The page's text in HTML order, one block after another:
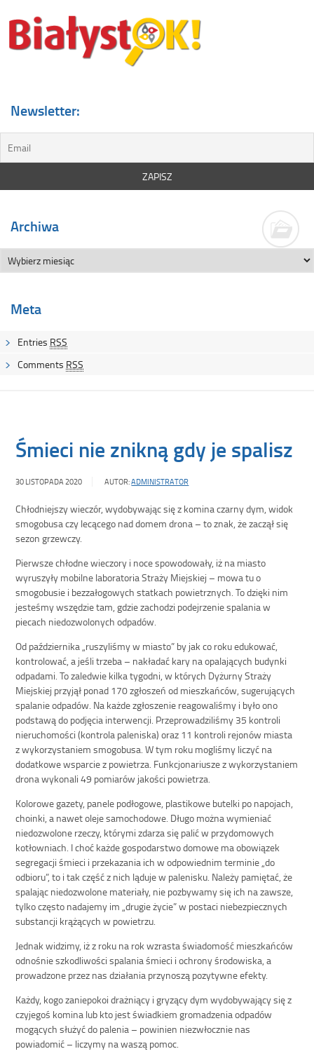
Newsletter:
Archiwa
Meta
Entries RSS
Comments RSS
Śmieci nie znikną gdy je spalisz
30 LISTOPADA 2020 AUTOR:ADMINISTRATOR
Chłodniejszy wieczór, wydobywając się z komina czarny dym, widok
smogobusa czy lecącego nad domem drona – to znak, że zaczął się
sezon grzewczy.
Pierwsze chłodne wieczory i noce spowodowały, iż na miasto
wyruszyły mobilne laboratoria Straży Miejskiej – mowa tu o
smogobusie i bezzałogowych statkach powietrznych. To dzięki nim
jesteśmy wszędzie tam, gdzie zachodzi podejrzenie spalania w
piecach niedozwolonych odpadów.
Od października „ruszyliśmy w miasto” by jak co roku edukować,
kontrolować, a jeśli trzeba – nakładać kary na opalających budynki
odpadami. To zaledwie kilka tygodni, w których Dyżurny Straży
Miejskiej przyjął ponad 170 zgłoszeń od mieszkańców, sugerujących
spalanie odpadów. Na każde zgłoszenie reagowaliśmy i było ono
podstawą do podjęcia interwencji. Przeprowadziliśmy 35 kontroli
nieruchomości (kontrola paleniska) oraz 11 kontroli rejonów miasta
z wykorzystaniem smogobusa. W tym roku mogliśmy liczyć na
dodatkowe wsparcie z powietrza. Funkcjonariusze z wykorzystaniem
drona wykonali 49 pomiarów jakości powietrza.
Kolorowe gazety, panele podłogowe, plastikowe butelki po napojach,
choinki, a nawet oleje samochodowe. Długo można wymieniać
niedozwolone rzeczy, którymi zdarza się palić w przydomowych
kotłowniach. I choć każde gospodarstwo domowe ma obowiązek
segregacji śmieci i przekazania ich w odpowiednim terminie „do
odbioru”, to i tak część z nich ląduje w palenisku. Należy pamiętać, że
spalając niedozwolone materiały, nie pozbywamy się ich na zawsze,
tylko często nadajemy im „drugie życie” w postaci niebezpiecznych
substancji krążących w powietrzu.
Jednak widzimy, iż z roku na rok wzrasta świadomość mieszkańców
odnośnie szkodliwości spalania śmieci i ochrony środowiska, a
prowadzone przez nas działania przynoszą pozytywne efekty.
Każdy, kogo zaniepokoi drażniący i gryzący dym wydobywający się z
czyjegoś komina lub kto jest świadkiem gromadzenia odpadów
mogących służyć do palenia – powinien niezwłocznie nas
powiadomić – liczymy na waszą pomoc.